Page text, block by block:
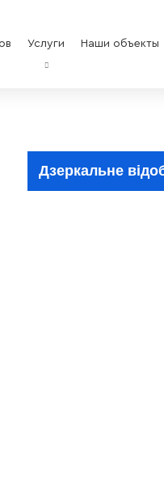
Услуги Наши объекты
Дзеркальне